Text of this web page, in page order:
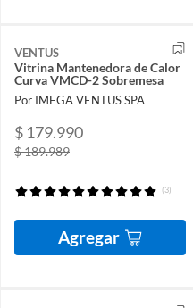
VENTUS
Vitrina Mantenedora de Calor
Curva VMCD-2 Sobremesa
Por IMEGA VENTUS SPA
$ 179.990
$ 189.989
(3)
Agregar